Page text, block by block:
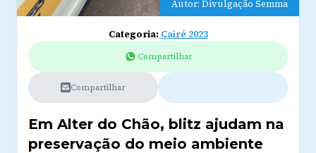
Autor: Divulgação Semma
Categoria: Çairé 2023
Compartilhar
Compartilhar
Em Alter do Chão, blitz ajudam na
preservação do meio ambiente